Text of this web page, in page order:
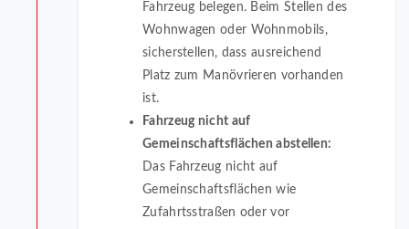
Fahrzeug belegen. Beim Stellen des
Wohnwagen oder Wohnmobils,
sicherstellen, dass ausreichend
Platz zum Manövrieren vorhanden
ist.
Fahrzeug nicht auf
Gemeinschaftsflächen abstellen:
Das Fahrzeug nicht auf
Gemeinschaftsflächen wie
Zufahrtsstraßen oder vor